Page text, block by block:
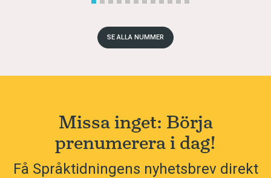
SE ALLA NUMMER
Missa inget: Börja
prenumerera i dag!
Få Språktidningens nyhetsbrev direkt